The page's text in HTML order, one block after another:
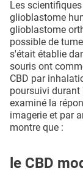
Les scientifiques
glioblastome
glioblastome
possible de
s'était établie
souris ont
CBD par
poursuivi durant
examiné la
imagerie et par
montre que :
le CBD